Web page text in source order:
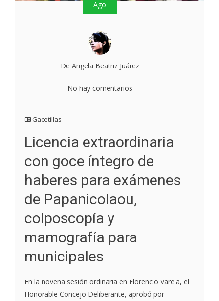
Ago
De Angela Beatriz Juárez
No hay comentarios
Gacetillas
Licencia extraordinaria
con goce íntegro de
haberes para exámenes
de Papanicolaou,
colposcopía y
mamografía para
municipales
En la novena sesión ordinaria en Florencio Varela, el
Honorable Concejo Deliberante, aprobó por